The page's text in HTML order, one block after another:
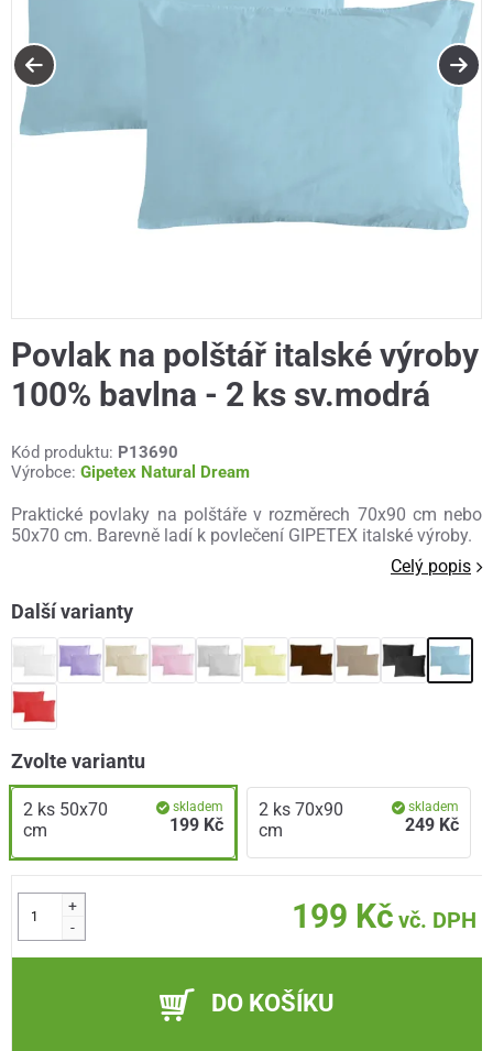
Povlak na polštář italské výroby
100% bavlna - 2 ks sv.modrá
Kód produktu: P13690
Výrobce: Gipetex Natural Dream
Praktické povlaky na polštáře v rozměrech 70x90 cm nebo
50x70 cm. Barevně ladí k povlečení GIPETEX italské výroby.
Celý popis
Další varianty
Zvolte variantu
2 ks 50x70
cm
skladem
199 Kč
2 ks 70x90
cm
skladem
249 Kč
+
-
199 Kč vč. DPH
DO KOŠÍKU